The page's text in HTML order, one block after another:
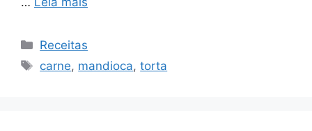
Categorias
Receitas
Tags
carne, mandioca,torta